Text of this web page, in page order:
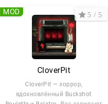
CloverPit
CloverPit — хоррор,
вдохновлённый Buckshot
5 / 5
MOD